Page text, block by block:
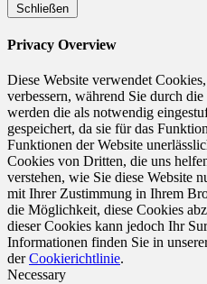
Schließen
Privacy Overview
Diese Website verwendet
verbessern, während Sie durch
werden die als notwendig
gespeichert, da sie für das
Funktionen der Website
Cookies von Dritten, die uns
verstehen, wie Sie diese Website
mit Ihrer Zustimmung in Ihrem
die Möglichkeit, diese Cookies
dieser Cookies kann jedoch Ihr
Informationen finden Sie in
derCookierichtlinie.
Necessary